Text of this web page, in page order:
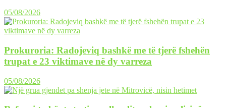
05/08/2026
Prokuroria: Radojeviq bashkë me të tjerë fshehën
trupat e 23 viktimave në dy varreza
05/08/2026